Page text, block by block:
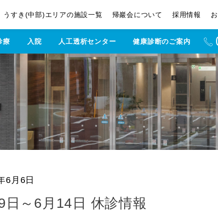
うすき(中部)エリアの施設一覧 帰巖会について 採用情報
療 入院 人工透析センター 健康診断のご案内
休診情報
6月6日
日～6月14日 休診情報